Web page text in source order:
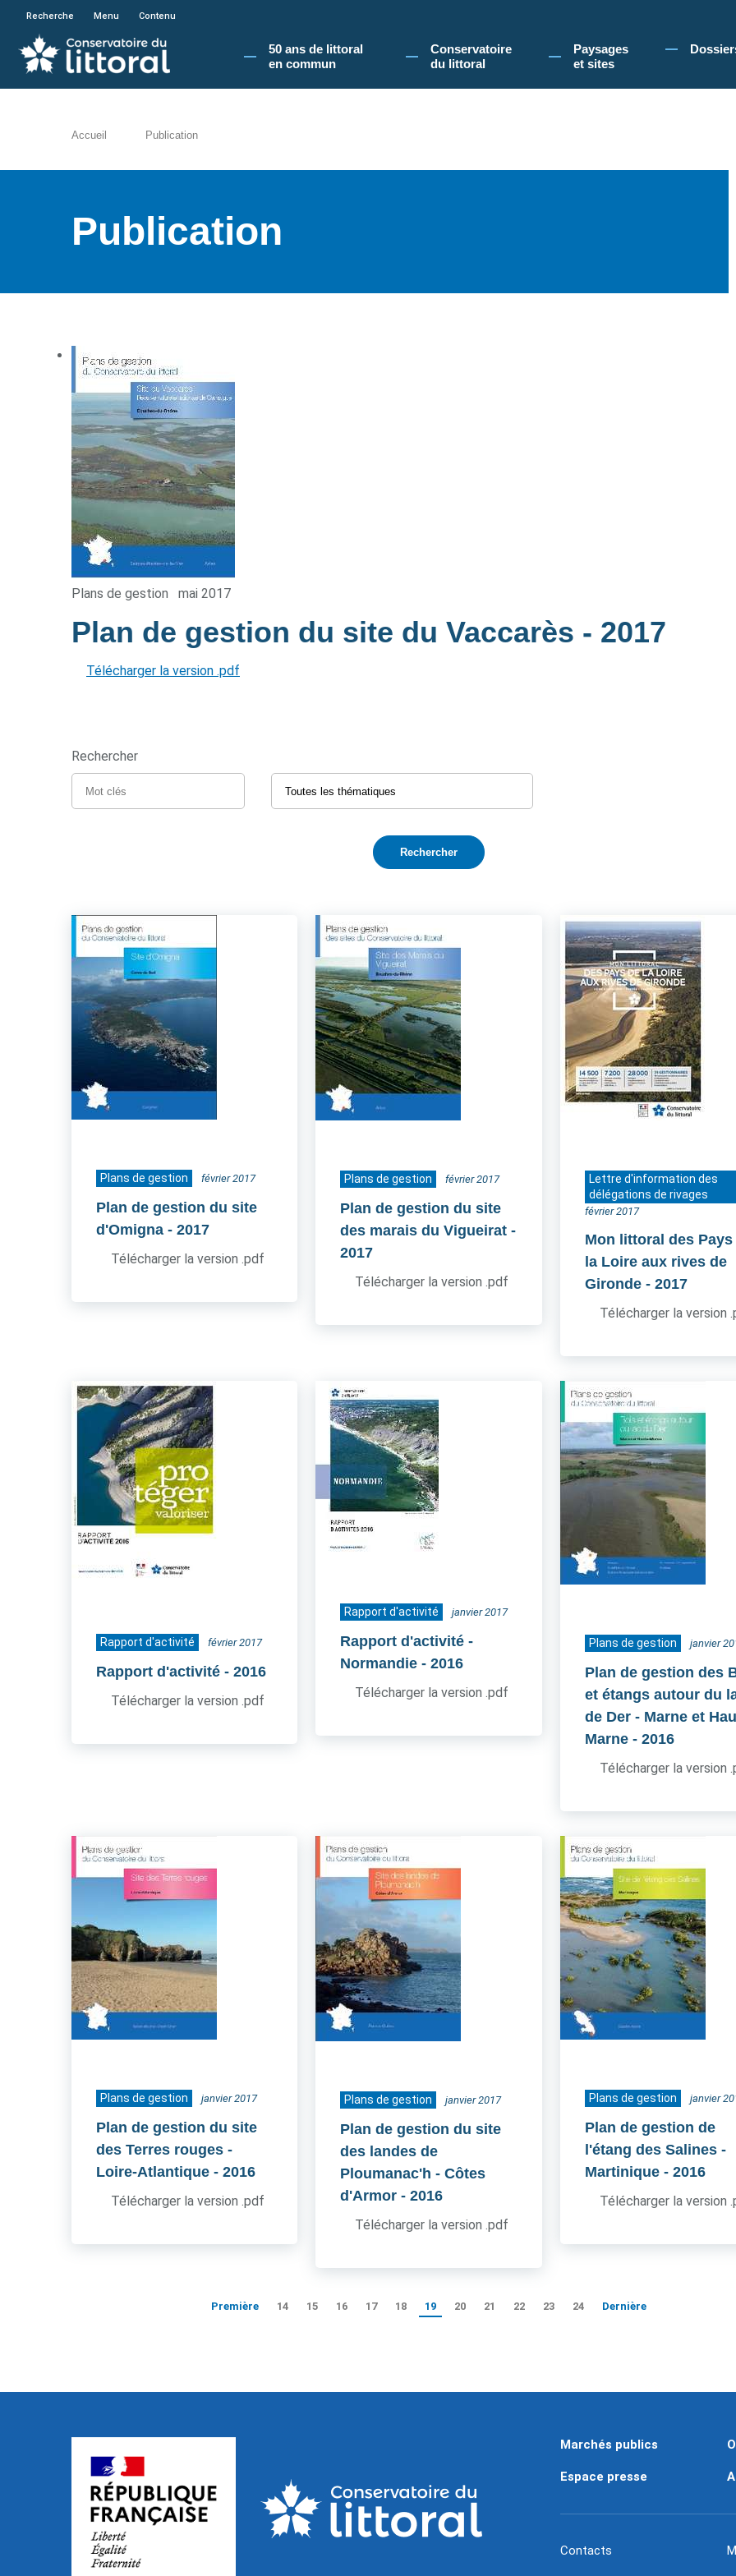
En poursuivant votre navigation sur le site du Conservatoire du littoral, vous acceptez l'utilisation de cookies pour vous
Recherche Menu Contenu
50 ans de littoral
en commun​
Conservatoire
du littoral
Paysages
et sites
Accueil Publication
Publication
Plans de gestion mai 2017
Plan de gestion du site du Vaccarès - 2017
Télécharger la version .pdf
Rechercher
Plans de gestion février 2017
Plan de gestion du site
d'Omigna - 2017
Télécharger la version .pdf
Plans de gestion février 2017
Plan de gestion du site
des marais du Vigueirat -
2017
Télécharger la version .pdf
Lettre d'information des
délégations de rivages
février 2017
Mon littoral des Pays
la Loire aux rives de
Gironde - 2017
Télécharger la version
Rapport d'activité février 2017
Rapport d'activité - 2016
Télécharger la version .pdf
Rapport d'activité janvier 2017
Rapport d'activité -
Normandie - 2016
Télécharger la version .pdf
Plans de gestion janvier
Plan de gestion des
et étangs autour du
de Der - Marne et
Marne - 2016
Télécharger la version
Plans de gestion janvier 2017
Plan de gestion du site
des Terres rouges -
Loire-Atlantique - 2016
Télécharger la version .pdf
Plans de gestion janvier 2017
Plan de gestion du site
des landes de
Ploumanac'h - Côtes
d'Armor - 2016
Télécharger la version .pdf
Plans de gestion janvier
Plan de gestion de
l'étang des Salines -
Martinique - 2016
Télécharger la version
Première 14 15 16 17 18 19 20 21 22 23 24 Dernière
Marchés publics
Espace presse
Contacts